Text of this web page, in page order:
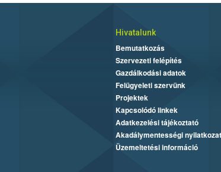
Hivatalunk
Bemutatkozás
Szervezeti felépítés
Gazdálkodási adatok
Felügyeleti szervünk
Projektek
Kapcsolódó linkek
Adatkezelési tájékoztató
Akadálymentességi nyilatkozat
Üzemeltetési információ